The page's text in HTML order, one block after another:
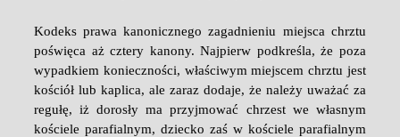
Kodeks prawa kanonicznego zagadnieniu miejsca chrztu
poświęca aż cztery kanony. Najpierw podkreśla, że poza
wypadkiem konieczności, właściwym miejscem chrztu jest
kościół lub kaplica, ale zaraz dodaje, że należy uważać za
regułę, iż dorosły ma przyjmować chrzest we własnym
kościele parafialnym, dziecko zaś w kościele parafialnym